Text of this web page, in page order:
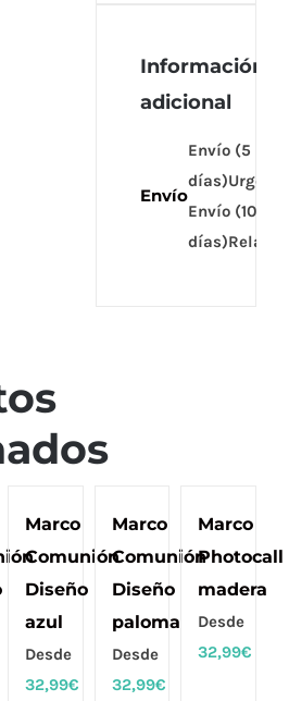
Información
adicional
Envío
Envío (5
Envío (10
días)Relax
Marco
Comunión
Diseño
azul
Desde
32,99€
Marco
Comunión
Diseño
paloma
Desde
32,99€
Marco
Photocall
madera
Desde
32,99€